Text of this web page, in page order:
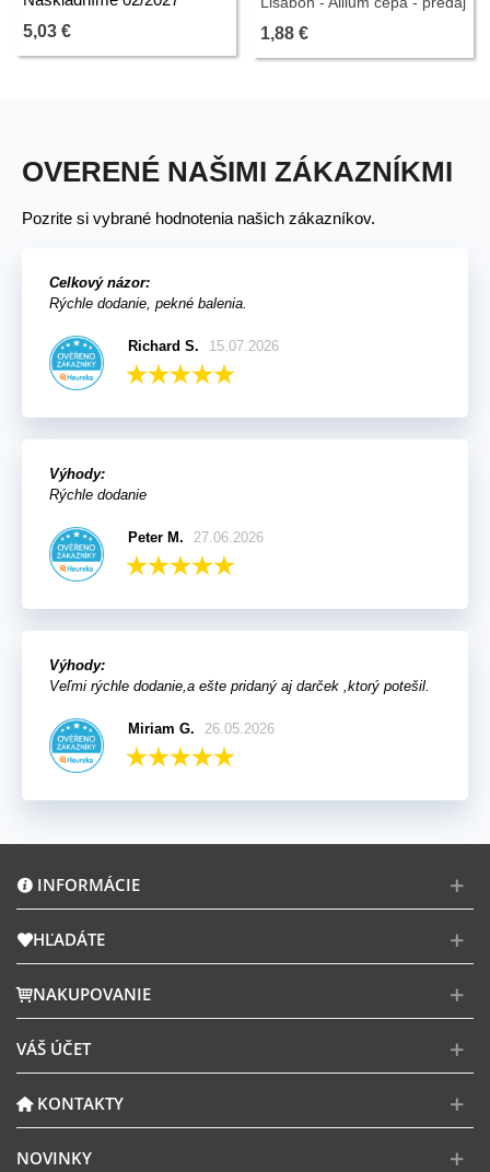
5,03 €
bio semien - 100 ks
1,88 €
OVERENÉ NAŠIMI ZÁKAZNÍKMI
Pozrite si vybrané hodnotenia našich zákazníkov.
Celkový názor:
Rýchle dodanie, pekné balenia.
Richard S. 15.07.2026
Výhody:
Rýchle dodanie
Peter M. 27.06.2026
Výhody:
Veľmi rýchle dodanie,a ešte pridaný aj darček ,ktorý potešil.
Miriam G. 26.05.2026
INFORMÁCIE
HĽADÁTE
NAKUPOVANIE
VÁŠ ÚČET
KONTAKTY
NOVINKY